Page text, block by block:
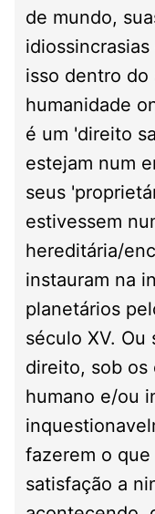
de mundo,
isso dentro do
humanidade
é um 'direito
estejam num
seus
estivessem
hereditária/
instauram na
planetários
século XV.
direito, sob os
humano e/ou
fazerem o
satisfação a